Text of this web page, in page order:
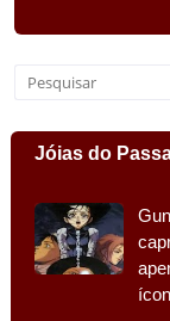
Jóias do